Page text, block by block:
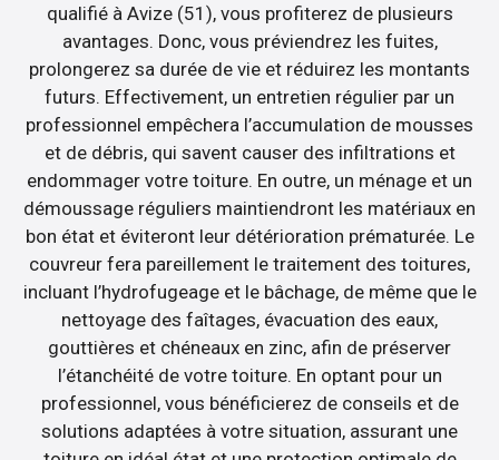
qualifié à Avize (51), vous profiterez de plusieurs
avantages. Donc, vous préviendrez les fuites,
prolongerez sa durée de vie et réduirez les montants
futurs. Effectivement, un entretien régulier par un
professionnel empêchera l’accumulation de mousses
et de débris, qui savent causer des infiltrations et
endommager votre toiture. En outre, un ménage et un
démoussage réguliers maintiendront les matériaux en
bon état et éviteront leur détérioration prématurée. Le
couvreur fera pareillement le traitement des toitures,
incluant l’hydrofugeage et le bâchage, de même que le
nettoyage des faîtages, évacuation des eaux,
gouttières et chéneaux en zinc, afin de préserver
l’étanchéité de votre toiture. En optant pour un
professionnel, vous bénéficierez de conseils et de
solutions adaptées à votre situation, assurant une